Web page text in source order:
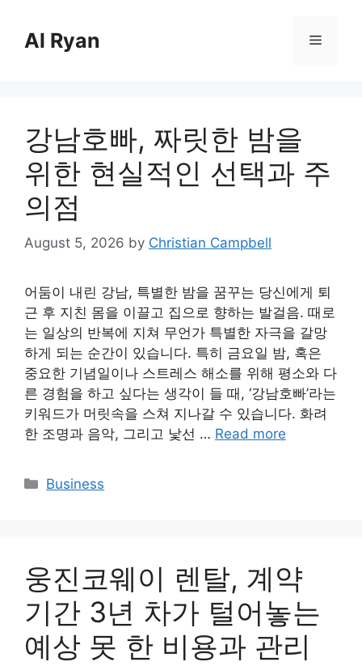
contentAl Ryan Menu
강남호빠, 짜릿한 밤을
위한 현실적인 선택과 주
의점
August 5, 2026 by Christian Campbell
어둠이 내린 강남, 특별한 밤을 꿈꾸는 당신에게 퇴
근 후 지친 몸을 이끌고 집으로 향하는 발걸음. 때로
는 일상의 반복에 지쳐 무언가 특별한 자극을 갈망
하게 되는 순간이 있습니다. 특히 금요일 밤, 혹은
중요한 기념일이나 스트레스 해소를 위해 평소와 다
른 경험을 하고 싶다는 생각이 들 때, ‘강남호빠’라는
키워드가 머릿속을 스쳐 지나갈 수 있습니다. 화려
한 조명과 음악, 그리고 낯선 … Read more
Categories
Business
웅진코웨이 렌탈, 계약
기간 3년 차가 털어놓는
예상 못 한 비용과 관리